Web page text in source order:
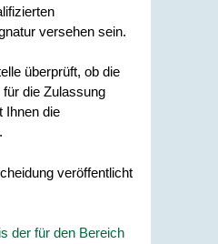
versehen sein.
überprüft, ob die
die Zulassung
Ihnen die
veröffentlicht
der für den Bereich